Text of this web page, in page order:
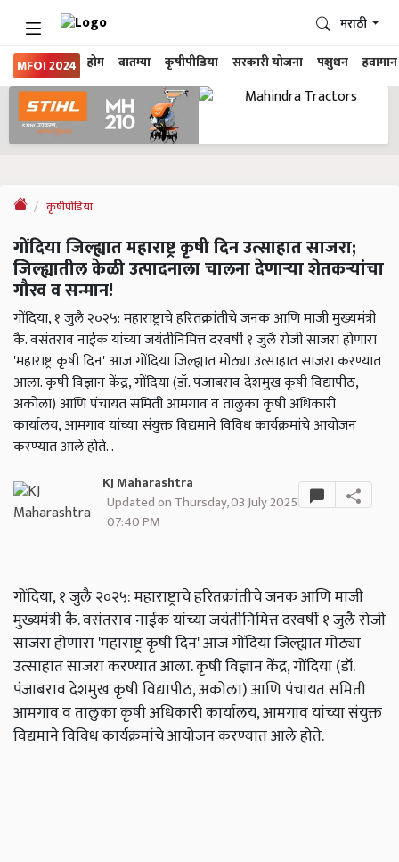
MFOI 2024 होम बातम्या कृषीपीडिया सरकारी योजना पशुधन हवामान
मराठी
कृषीपीडिया
गोंदिया जिल्ह्यात महाराष्ट्र कृषी दिन उत्साहात साजरा;
जिल्ह्यातील केळी उत्पादनाला चालना देणाऱ्या शेतकऱ्यांचा
गौरव व सन्मान!
गोंदिया, १ जुलै २०२५: महाराष्ट्राचे हरितक्रांतीचे जनक आणि माजी मुख्यमंत्री
कै. वसंतराव नाईक यांच्या जयंतीनिमित्त दरवर्षी १ जुलै रोजी साजरा होणारा
'महाराष्ट्र कृषी दिन' आज गोंदिया जिल्ह्यात मोठ्या उत्साहात साजरा करण्यात
आला. कृषी विज्ञान केंद्र, गोंदिया (डॉ. पंजाबराव देशमुख कृषी विद्यापीठ,
अकोला) आणि पंचायत समिती आमगाव व तालुका कृषी अधिकारी
कार्यालय, आमगाव यांच्या संयुक्त विद्यमाने विविध कार्यक्रमांचे आयोजन
करण्यात आले होते. .
KJ Maharashtra
Updated on Thursday, 03 July 2025
07:40 PM
गोंदिया, १ जुलै २०२५: महाराष्ट्राचे हरितक्रांतीचे जनक आणि माजी
मुख्यमंत्री कै. वसंतराव नाईक यांच्या जयंतीनिमित्त दरवर्षी १ जुलै रोजी
साजरा होणारा 'महाराष्ट्र कृषी दिन' आज गोंदिया जिल्ह्यात मोठ्या
उत्साहात साजरा करण्यात आला. कृषी विज्ञान केंद्र, गोंदिया (डॉ.
पंजाबराव देशमुख कृषी विद्यापीठ, अकोला) आणि पंचायत समिती
आमगाव व तालुका कृषी अधिकारी कार्यालय, आमगाव यांच्या संयुक्त
विद्यमाने विविध कार्यक्रमांचे आयोजन करण्यात आले होते.